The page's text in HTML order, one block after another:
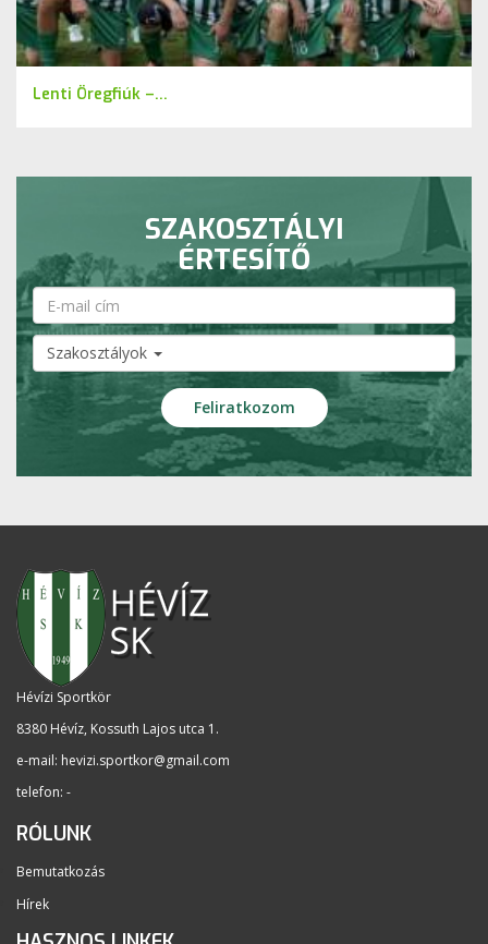
Lenti Öregfiúk –...
SZAKOSZTÁLYI
ÉRTESÍTŐ
Szakosztályok
Hévízi Sportkör
8380 Hévíz, Kossuth Lajos utca 1 .
e-mail: hevizi.sportkor@gmail.com
telefon: -
RÓLUNK
Bemutatkozás
Hírek